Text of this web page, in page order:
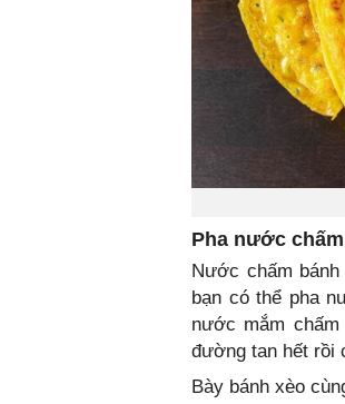
Pha nước
Nước chấm
bạn có thể pha
nước mắm
đường tan hết rồi
Bày bánh xèo